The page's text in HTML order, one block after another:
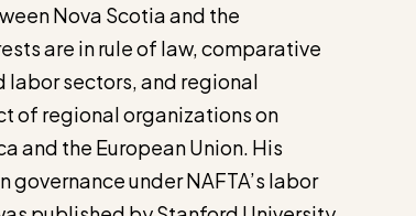
Nova Scotia and the
are in rule of law, comparative
labor sectors, and regional
of regional organizations on
and the European Union. His
under NAFTA’s labor